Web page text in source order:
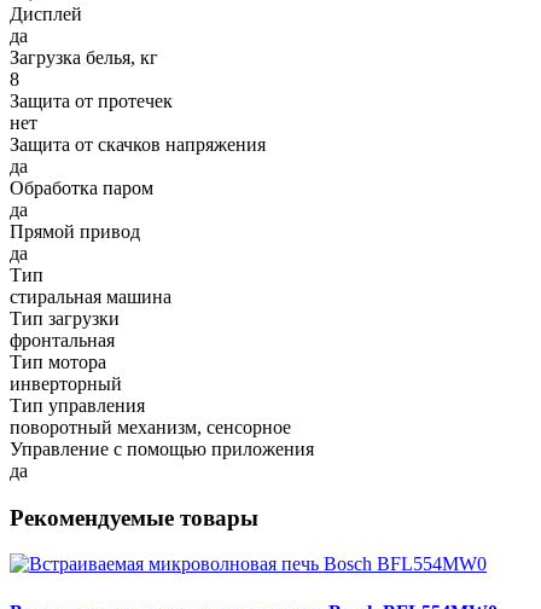
Дисплей
да
Загрузка белья, кг
8
Защита от протечек
нет
Защита от скачков напряжения
да
Обработка паром
да
Прямой привод
да
Тип
стиральная машина
Тип загрузки
фронтальная
Тип мотора
инверторный
Тип управления
поворотный механизм, сенсорное
Управление с помощью приложения
да
Рекомендуемые товары